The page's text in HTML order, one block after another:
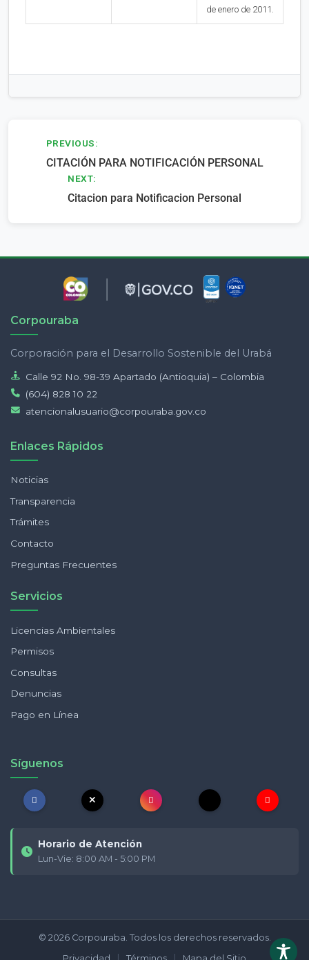
de enero de 2011.
Navegación
entradas
PREVIOUS:
CITACIÓN PARA NOTIFICACIÓN PERSONAL
NEXT:
Citacion para Notificacion Personal
Corpouraba
Corporación para el Desarrollo Sostenible del Urabá
Calle 92 No. 98-39 Apartado (Antioquia) – Colombia
(604) 828 10 22
atencionalusuario@corpouraba.gov.co
Enlaces Rápidos
Noticias
Transparencia
Trámites
Contacto
Preguntas Frecuentes
Servicios
Licencias Ambientales
Permisos
Consultas
Denuncias
Pago en Línea
Síguenos
Horario de Atención
Lun-Vie: 8:00 AM - 5:00 PM
© 2026 Corpouraba. Todos los derechos reservados.